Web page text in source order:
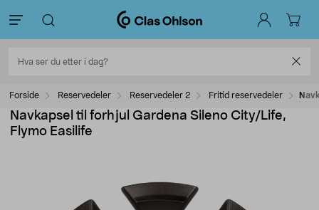
Forside Reservedeler Reservedeler 2 Fritid reservedeler
Navkapsel til forhjul Gardena Sileno City/Life,
Flymo Easilife